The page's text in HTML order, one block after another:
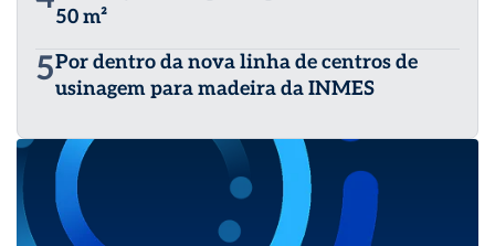
50 m²
5Por dentro da nova linha de centros de
usinagem para madeira da INMES